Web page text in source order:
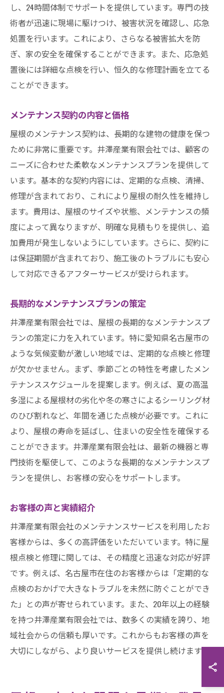
し、24時間体制でサポートを提供しています。専門の技
術者が迅速に現場に駆けつけ、被害状況を確認し、応急
処置を行います。これにより、さらなる被害拡大を防
ぎ、家の安全を確保することができます。また、応急処
置後には詳細な点検を行い、恒久的な修理計画を立てる
ことができます。
メンテナンス契約の内容と価格
屋根のメンテナンス契約は、長期的な建物の健康を保つ
ために非常に重要です。井澤産業有限会社では、顧客の
ニーズに合わせた柔軟なメンテナンスプランを提供して
います。基本的な契約内容には、定期的な点検、清掃、
修理が含まれており、これにより屋根の耐久性を維持し
ます。費用は、屋根のサイズや状態、メンテナンスの頻
度によって異なりますが、明確な見積もりを提供し、追
加費用が発生しないようにしています。さらに、契約に
は保証期間が含まれており、施工後のトラブルにも安心
して対応できるアフターサービスが受けられます。
長期的なメンテナンスプランの策定
井澤産業有限会社では、屋根の長期的なメンテナンスプ
ランの策定に力を入れています。特に愛知県名古屋市の
ような気候変動が激しい地域では、定期的な点検と修理
が欠かせません。まず、季節ごとの特性を考慮したメン
テナンススケジュールを提案します。例えば、夏の高温
多湿による屋根材の劣化や冬の寒さによるシーリング材
のひび割れなど、年間を通じた点検が必要です。これに
より、屋根の寿命を延ばし、住まいの安全性を確保する
ことができます。井澤産業有限会社は、最新の機器と専
門技術を駆使して、このような長期的なメンテナンスプ
ランを提供し、お客様の安心をサポートします。
お客様の声と実績紹介
井澤産業有限会社のメンテナンスサービスを利用したお
客様からは、多くの高評価をいただいています。特に屋
根点検と修理に関しては、その精度と迅速な対応が好評
です。例えば、名古屋市在住のお客様からは「定期的な
点検のおかげで大きなトラブルを未然に防ぐことができ
た」との声が寄せられています。また、20年以上の経験
を持つ井澤産業有限会社では、数多くの実績を誇り、地
域社会からの信頼も厚いです。これからもお客様の声を
大切にしながら、より良いサービスを提供し続けます。